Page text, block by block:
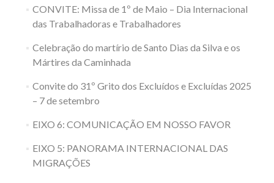
CONVITE: Missa de 1º de Maio – Dia Internacional
das Trabalhadoras e Trabalhadores
Celebração do martírio de Santo Dias da Silva e os
Mártires da Caminhada
Convite do 31º Grito dos Excluídos e Excluídas 2025
– 7 de setembro
EIXO 6: COMUNICAÇÃO EM NOSSO FAVOR
EIXO 5: PANORAMA INTERNACIONAL DAS
MIGRAÇÕES